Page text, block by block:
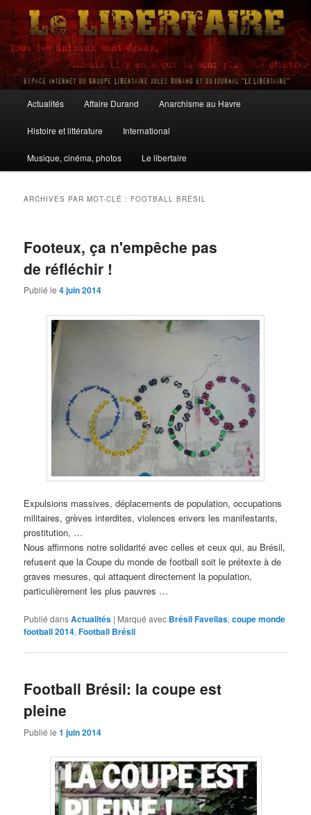
Aller
contenu
principal
Aller
contenu
secondaire
Le Libertaire
principal
Actualités Affaire Durand Anarchisme au Havre
Histoire et littérature International
Musique, cinéma, photos Le libertaire
ARCHIVES PAR MOT-CLÉ : FOOTBALL BRÉSIL
Footeux, ça n'empêche pas
de réfléchir !
Publié le4 juin 2014
Expulsions massives, déplacements de population, occupations
militaires, grèves interdites, violences envers les manifestants,
prostitution, …
Nous affirmons notre solidarité avec celles et ceux qui, au Brésil,
refusent que la Coupe du monde de football soit le prétexte à de
graves mesures, qui attaquent directement la population,
particulièrement les plus pauvres …
Publié dansActualités | Marqué avec Brésil Favellas,coupe monde
football 2014,Football Brésil
Football Brésil: la coupe est
pleine
Publié le1 juin 2014